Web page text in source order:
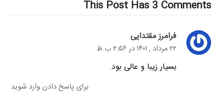
This Post Has 3 Comments
فرامرز مقتدایی
۲۲ مرداد , ۱۴۰۱ در ۲:۵۶ ب.ظ
بسیار زیبا و عالی بود.
برای پاسخ دادن وارد شوید